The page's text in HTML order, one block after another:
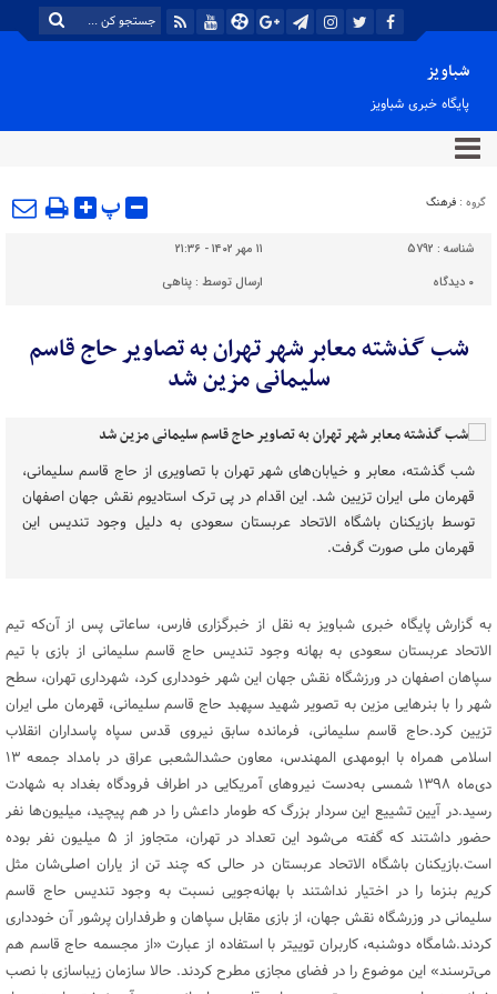
شباویز
پایگاه خبری شباویز
گروه : فرهنگ پ
شناسه : 5792
۱۱ مهر ۱۴۰۲ - ۲۱:۳۶
۰ دیدگاه ارسال توسط :پناهی
شب گذشته معابر شهر تهران به تصاویر حاج قاسم
سلیمانی مزین شد
شب گذشته، معابر و خیابان‌های شهر تهران با تصاویری از حاج قاسم سلیمانی،
قهرمان ملی ایران تزیین شد. این اقدام در پی ترک استادیوم نقش جهان اصفهان
توسط بازیکنان باشگاه الاتحاد عربستان سعودی به دلیل وجود تندیس این
قهرمان ملی صورت گرفت.
به گزارش پایگاه خبری شباویز به نقل از خبرگزاری فارس، ساعاتی پس از آن‌که تیم
الاتحاد عربستان سعودی به بهانه وجود تندیس حاج قاسم سلیمانی از بازی با تیم
سپاهان اصفهان در ورزشگاه نقش جهان این شهر خودداری کرد، شهرداری تهران، سطح
شهر را با بنرهایی مزین به تصویر شهید سپهبد حاج قاسم سلیمانی، قهرمان ملی ایران
تزیین کرد.حاج قاسم سلیمانی، فرمانده سابق نیروی قدس سپاه پاسداران انقلاب
اسلامی همراه با ابومهدی المهندس، معاون حشدالشعبی عراق در بامداد جمعه ۱۳
دی‌ماه ۱۳۹۸ شمسی به‌دست نیروهای آمریکایی در اطراف فرودگاه بغداد به شهادت
رسید.در آیین تشییع این سردار بزرگ که طومار داعش را در هم پیچید، میلیون‌ها نفر
حضور داشتند که گفته می‌شود این تعداد در تهران، متجاوز از ۵ میلیون نفر بوده
است.بازیکنان باشگاه الاتحاد عربستان در حالی که چند تن از یاران اصلی‌شان مثل
کریم بنزما را در اختیار نداشتند با بهانه‌جویی نسبت به وجود تندیس حاج قاسم
سلیمانی در وزرشگاه نقش جهان، از بازی مقابل سپاهان و طرفداران پرشور آن خودداری
کردند.شامگاه دوشنبه، کاربران توییتر با استفاده از عبارت «از مجسمه حاج قاسم هم
می‌ترسند» این موضوع را در فضای مجازی مطرح کردند. حالا سازمان زیباسازی با نصب